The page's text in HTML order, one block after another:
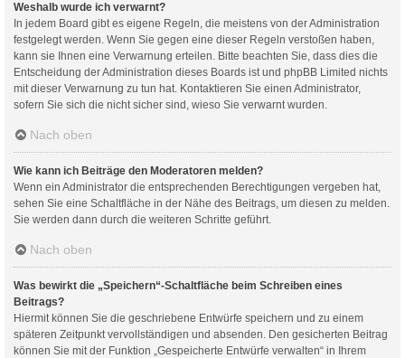
Weshalb wurde ich verwarnt?
In jedem Board gibt es eigene Regeln, die meistens von der Administration
festgelegt werden. Wenn Sie gegen eine dieser Regeln verstoßen haben,
kann sie Ihnen eine Verwarnung erteilen. Bitte beachten Sie, dass dies die
Entscheidung der Administration dieses Boards ist und phpBB Limited nichts
mit dieser Verwarnung zu tun hat. Kontaktieren Sie einen Administrator,
sofern Sie sich die nicht sicher sind, wieso Sie verwarnt wurden.
Nach oben
Wie kann ich Beiträge den Moderatoren melden?
Wenn ein Administrator die entsprechenden Berechtigungen vergeben hat,
sehen Sie eine Schaltfläche in der Nähe des Beitrags, um diesen zu melden.
Sie werden dann durch die weiteren Schritte geführt.
Nach oben
Was bewirkt die „Speichern“-Schaltfläche beim Schreiben eines
Beitrags?
Hiermit können Sie die geschriebene Entwürfe speichern und zu einem
späteren Zeitpunkt vervollständigen und absenden. Den gesicherten Beitrag
können Sie mit der Funktion „Gespeicherte Entwürfe verwalten“ in Ihrem